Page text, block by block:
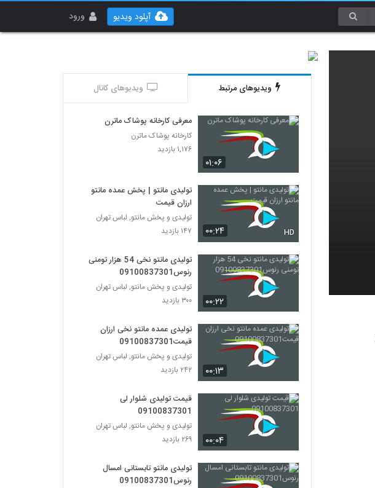
ورود آپلود ویدیو
ویدیوهای مرتبط ویدیوهای کانال
۰۱:۰۶
معرفی کارخانه پوشاک ماترن
کارخانه پوشاک ماترن
۱,۱۷۶ بازدید
۰۰:۲۴ HD
تولیدی مانتو | پخش عمده مانتو
ارزان قیمت
تولیدی و پخش مانتو, لباس تهران
۱۴۷ بازدید
۰۰:۲۲
تولیدی مانتو نخی 54 هزار تومنی
رنوس09100837301
تولیدی و پخش مانتو, لباس تهران
۳۰۰ بازدید
۰۰:۱۳
تولیدی عمده مانتو نخی ارزان
قیمت09100837301
تولیدی و پخش مانتو, لباس تهران
۲۴۲ بازدید
۰۰:۰۴
قیمت تولیدی شلوار لی
09100837301
تولیدی و پخش مانتو, لباس تهران
۲۶۹ بازدید
تولیدی مانتو تابستانی امسال
رنوس09100837301